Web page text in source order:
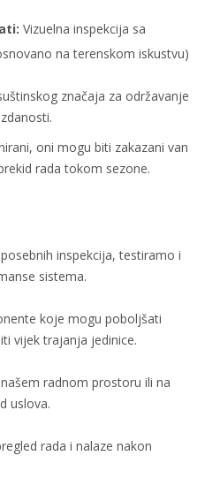
Vizuelna inspekcija sa
na terenskom iskustvu)
značaja za održavanje
oni mogu biti zakazani van
rada tokom sezone.
inspekcija, testiramo i
sistema.
koje mogu poboljšati
vijek trajanja jedinice.
radnom prostoru ili na
uslova.
rada i nalaze nakon